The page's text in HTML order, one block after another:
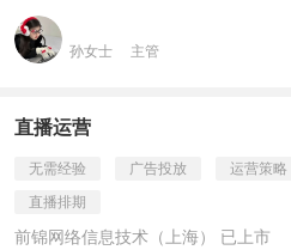
孙女士 主管
直播运营
无需经验 广告投放 运营策略
直播排期
前锦网络信息技术（上海） 已上市